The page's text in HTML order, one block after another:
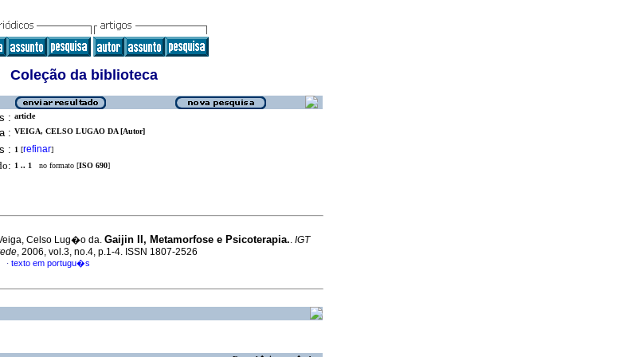
Coleção da biblioteca
: article
: VEIGA, CELSO LUGAO DA [Autor]
: 1 [refinar]
1 .. 1 no formato [ISO 690]
Celso Lug�o da. Gaijin II, Metamorfose e Psicoterapia.. IGT
, 2006, vol.3, no.4, p.1-4. ISSN 1807-2526
· texto em portugu�s